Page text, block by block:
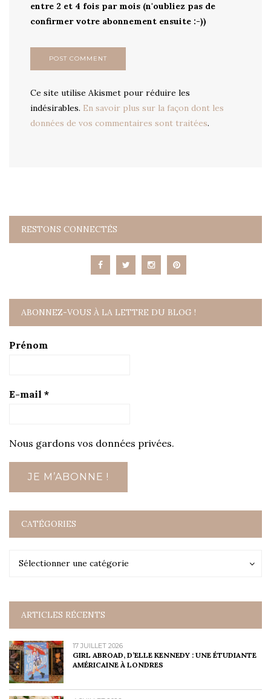
entre 2 et 4 fois par mois (n'oubliez pas de
confirmer votre abonnement ensuite :-))
Ce site utilise Akismet pour réduire les
indésirables. En savoir plus sur la façon dont les
données de vos commentaires sont traitées.
RESTONS CONNECTÉS
ABONNEZ-VOUS À LA LETTRE DU BLOG !
Prénom
E-mail *
Nous gardons vos données privées.
CATÉGORIES
Sélectionner une catégorie
Catégories
ARTICLES RÉCENTS
17 JUILLET 2026
GIRL ABROAD, D’ELLE KENNEDY : UNE ÉTUDIANTE
AMÉRICAINE À LONDRES